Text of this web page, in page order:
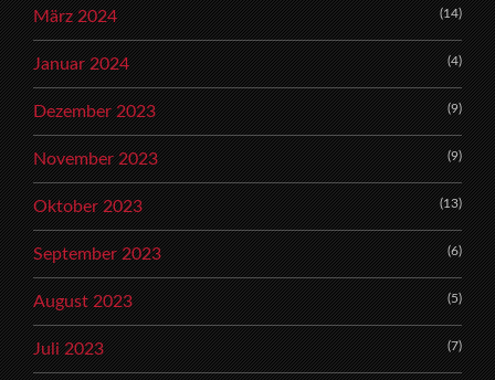
März 2024 (14)
Januar 2024 (4)
Dezember 2023 (9)
November 2023 (9)
Oktober 2023 (13)
September 2023 (6)
August 2023 (5)
Juli 2023 (7)